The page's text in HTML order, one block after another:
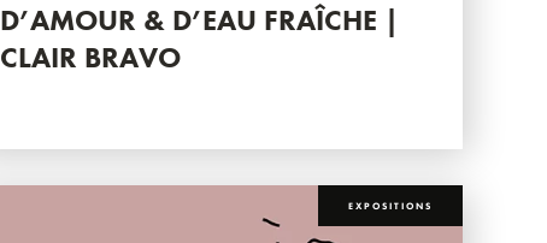
D’AMOUR & D’EAU FRAÎCHE |
CLAIR BRAVO
EXPOSITIONS